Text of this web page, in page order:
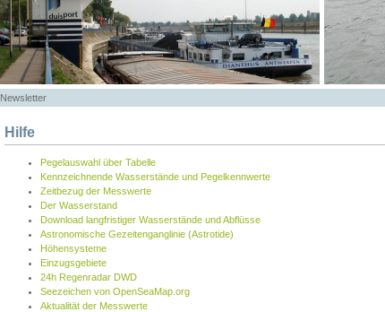
Newsletter
Hilfe
Pegelauswahl über Tabelle
Kennzeichnende Wasserstände und Pegelkennwerte
Zeitbezug der Messwerte
Der Wasserstand
Download langfristiger Wasserstände und Abflüsse
Astronomische Gezeitenganglinie (Astrotide)
Höhensysteme
Einzugsgebiete
24h Regenradar DWD
Seezeichen von OpenSeaMap.org
Aktualität der Messwerte